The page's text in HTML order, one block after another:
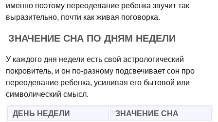
именно поэтому переодевание ребенка звучит так
выразительно, почти как живая поговорка.
ЗНАЧЕНИЕ СНА ПО ДНЯМ НЕДЕЛИ
У каждого дня недели есть свой астрологический
покровитель, и он по-разному подсвечивает сон про
переодевание ребенка, усиливая его бытовой или
символический смысл.
ДЕНЬ НЕДЕЛИ ЗНАЧЕНИЕ СНА